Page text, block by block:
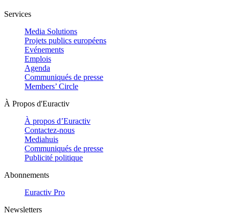
Services
Media Solutions
Projets publics européens
Evénements
Emplois
Agenda
Communiqués de presse
Members’ Circle
À Propos d'Euractiv
À propos d’Euractiv
Contactez-nous
Mediahuis
Communiqués de presse
Publicité politique
Abonnements
Euractiv Pro
Newsletters